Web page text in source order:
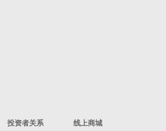
投资者关系 线上商城